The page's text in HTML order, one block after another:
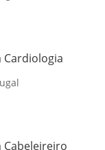
Cabeleireiro